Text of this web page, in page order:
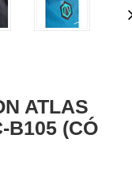
ATLAS
B105 (CÓ